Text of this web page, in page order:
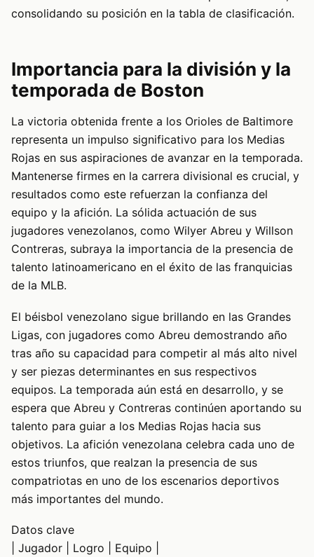
consolidando su posición en la tabla de clasificación.
Importancia para la división y la
temporada de Boston
La victoria obtenida frente a los Orioles de Baltimore
representa un impulso significativo para los Medias
Rojas en sus aspiraciones de avanzar en la temporada.
Mantenerse firmes en la carrera divisional es crucial, y
resultados como este refuerzan la confianza del
equipo y la afición. La sólida actuación de sus
jugadores venezolanos, como Wilyer Abreu y Willson
Contreras, subraya la importancia de la presencia de
talento latinoamericano en el éxito de las franquicias
de la MLB.
El béisbol venezolano sigue brillando en las Grandes
Ligas, con jugadores como Abreu demostrando año
tras año su capacidad para competir al más alto nivel
y ser piezas determinantes en sus respectivos
equipos. La temporada aún está en desarrollo, y se
espera que Abreu y Contreras continúen aportando su
talento para guiar a los Medias Rojas hacia sus
objetivos. La afición venezolana celebra cada uno de
estos triunfos, que realzan la presencia de sus
compatriotas en uno de los escenarios deportivos
más importantes del mundo.
Datos clave
| Jugador | Logro | Equipo |